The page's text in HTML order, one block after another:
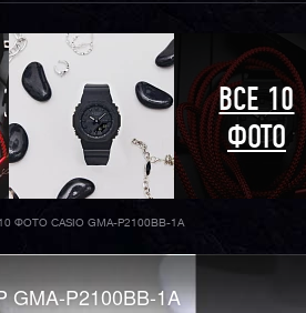
ВСЕ 10
ФОТО
10 ФОТО CASIO GMA-P2100BB-1A
GMA-P2100BB-1A